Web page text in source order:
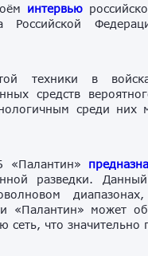
интервью
Российской
техники в
средств
среди
«Палантин»
разведки.
«Палантин» может
сеть, что